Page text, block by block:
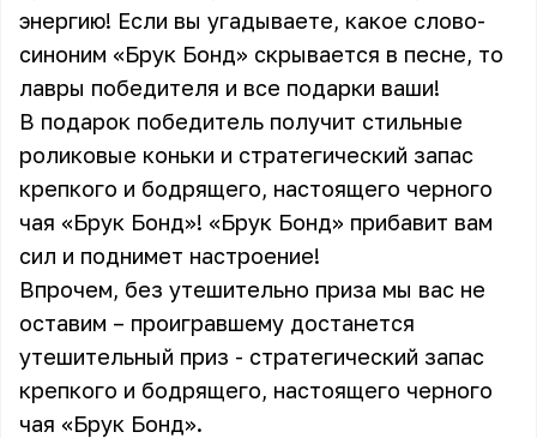
энергию! Если вы угадываете, какое слово-
синоним «Брук Бонд» скрывается в песне, то
лавры победителя и все подарки ваши!
В подарок победитель получит стильные
роликовые коньки и стратегический запас
крепкого и бодрящего, настоящего черного
чая «Брук Бонд»! «Брук Бонд» прибавит вам
сил и поднимет настроение!
Впрочем, без утешительно приза мы вас не
оставим – проигравшему достанется
утешительный приз - стратегический запас
крепкого и бодрящего, настоящего черного
чая «Брук Бонд».